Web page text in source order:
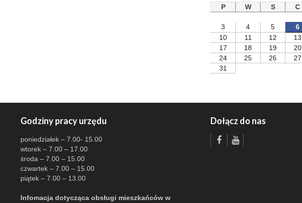
P
W S C
3
4 5 6
10
11 12 13
17
18 19 20
24
25 26 27
31
Godziny pracy urzędu
poniedziałek – 7.00- 15.00
wtorek – 7.00 – 17.00
środa – 7.00 – 15.00
czwartek – 7.00 – 15.00
piątek – 7.00 – 13.00
Infomacja dotycząca obsługi mieszkańców w
Dołącz do nas